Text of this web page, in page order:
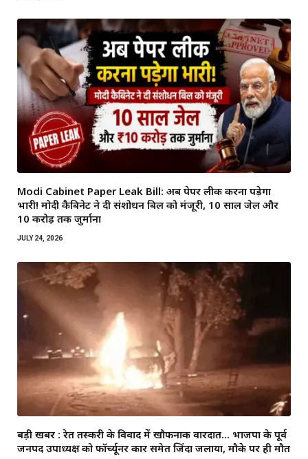
Modi Cabinet Paper Leak Bill: अब पेपर लीक करना पड़ेगा
भारी! मोदी कैबिनेट ने दी संशोधन बिल को मंजूरी, 10 साल जेल और
₹10 करोड़ तक जुर्माना
JULY 24, 2026
बड़ी खबर : रेत तस्करी के विवाद में खौफनाक वारदात… भाजपा के पूर्व
जनपद उपाध्यक्ष को फॉर्च्यूनर कार समेत जिंदा जलाया, मौके पर ही मौत